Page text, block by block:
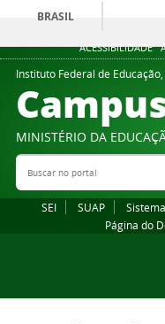
ACESSIBILIDADE
BRASIL
Instituto Federal de
MINISTÉRIO DA
Buscar no portal
SEI SUAP
Página do